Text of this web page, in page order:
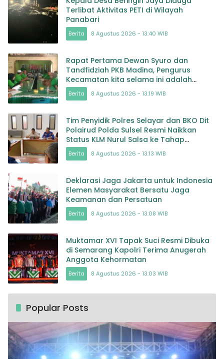
Terlibat Aktivitas PETI di Wilayah
Panabari
Berita 8 Agustus 2026 - 13:40 WIB
Rapat Pertama Dewan Syuro dan
Tandfidziah PKB Madina, Pengurus
Kecamatan kita selama ini adalah
Tokoh
Berita 8 Agustus 2026 - 13:19 WIB
Tim Penyidik Polres Selayar dan BKO Dit
Polairud Polda Sulsel Resmi Naikkan
Status KLM Nurul Salsa ke Tahap
Penyidikan
Berita 8 Agustus 2026 - 13:13 WIB
Deklarasi Jaga Jakarta untuk Indonesia
Elemen Masyarakat Bersatu Jaga
Keamanan dan Persatuan
Berita 8 Agustus 2026 - 13:08 WIB
Muktamar XVI Tapak Suci Resmi Dibuka
di Semarang Kapolri Terima Anugerah
Anggota Kehormatan
Berita 8 Agustus 2026 - 13:03 WIB
Popular Posts